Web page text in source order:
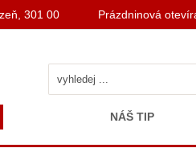
NÁŠ TIP
301 00 Prázdninová